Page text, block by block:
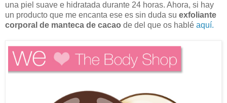
una piel suave e hidratada durante 24 horas. Ahora, si hay
un producto que me encanta ese es sin duda su exfoliante
corporal de manteca de cacao de del que os hablé aquí.